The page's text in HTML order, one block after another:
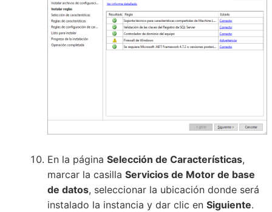
En la página Selección de Características,
marcar la casilla Servicios de Motor de base
de datos, seleccionar la ubicación donde será
instalado la instancia y dar clic en Siguiente.